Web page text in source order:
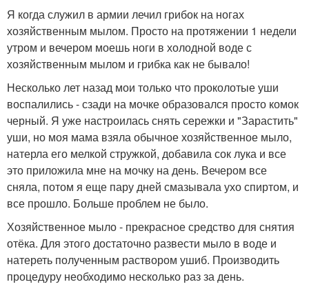
Я когда служил в армии лечил грибок на ногах
хозяйственным мылом. Просто на протяжении 1 недели
утром и вечером моешь ноги в холодной воде с
хозяйственным мылом и грибка как не бывало!
Несколько лет назад мои только что проколотые уши
воспалились - сзади на мочке образовался просто комок
черный. Я уже настроилась снять сережки и "Зарастить"
уши, но моя мама взяла обычное хозяйственное мыло,
натерла его мелкой стружкой, добавила сок лука и все
это приложила мне на мочку на день. Вечером все
сняла, потом я еще пару дней смазывала ухо спиртом, и
все прошло. Больше проблем не было.
Хозяйственное мыло - прекрасное средство для снятия
отёка. Для этого достаточно развести мыло в воде и
натереть полученным раствором ушиб. Производить
процедуру необходимо несколько раз за день.